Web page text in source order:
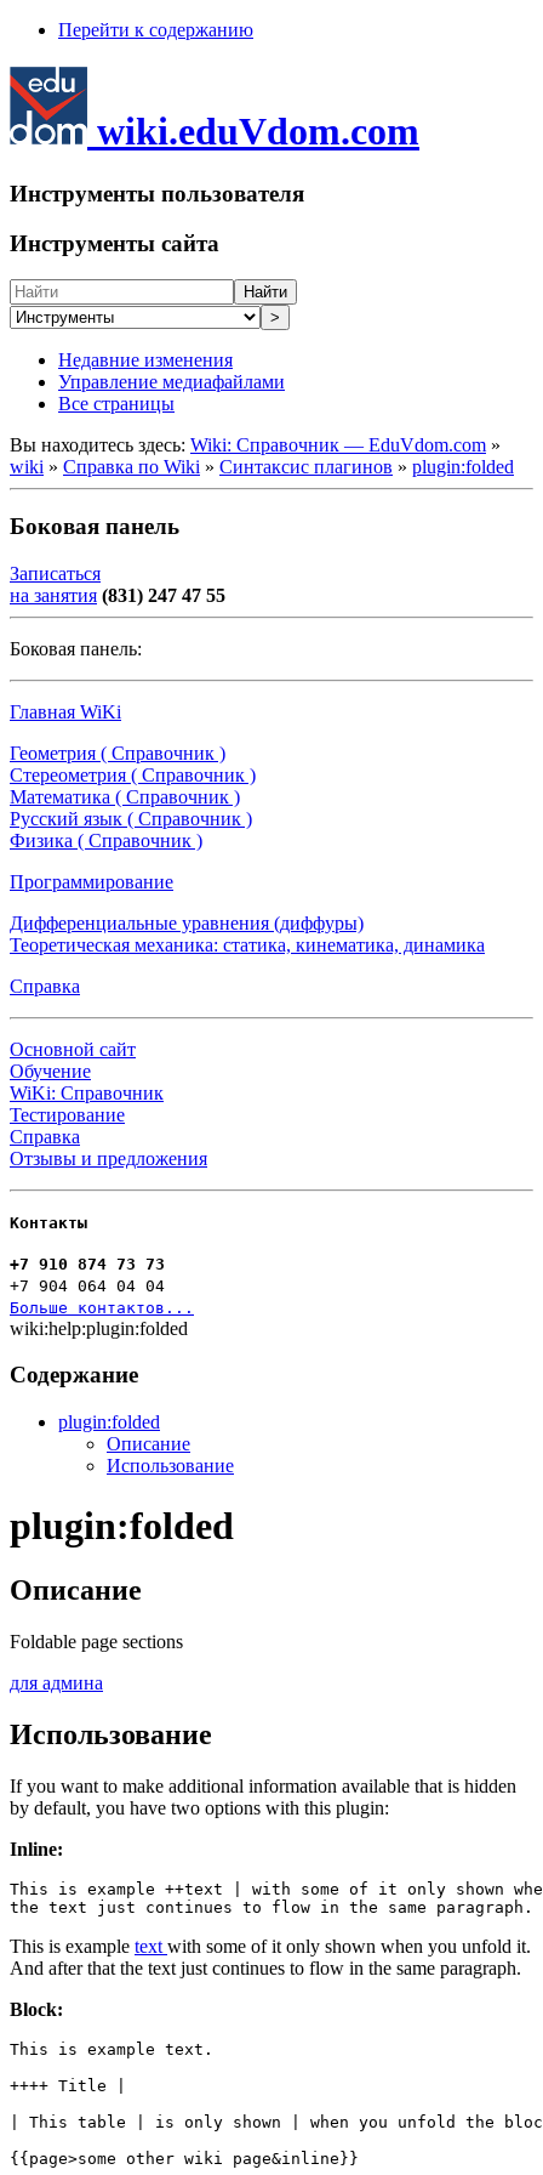
Перейти к содержанию
wiki.eduVdom.com
Инструменты пользователя
Инструменты сайта
Найти
>
Недавние изменения
Управление медиафайлами
Все страницы
Вы находитесь здесь: Wiki: Справочник — EduVdom.com »
wiki » Справка по Wiki » Синтаксис плагинов » plugin:folded
Боковая панель
Записаться
на занятия (831) 247 47 55
Боковая панель:
Главная WiKi
Геометрия ( Справочник )
Стереометрия ( Справочник )
Математика ( Справочник )
Русский язык ( Справочник )
Физика ( Справочник )
Программирование
Дифференциальные уравнения (диффуры)
Теоретическая механика: статика, кинематика, динамика
Справка
Основной сайт
Обучение
WiKi: Справочник
Тестирование
Справка
Отзывы и предложения
Контакты
+7 910 874 73 73
+7 904 064 04 04
Больше контактов...
wiki:help:plugin:folded
Содержание
plugin:folded
Описание
Использование
plugin:folded
Описание
Foldable page sections
для админа
Использование
If you want to make additional information available that is hidden
by default, you have two options with this plugin:
Inline:
This is example ++text | with some of it only shown
the text just continues to flow in the same paragraph.
This is example text with some of it only shown when you unfold it.
And after that the text just continues to flow in the same paragraph.
Block:
This is example text.
++++ Title |
| This table | is only shown | when you unfold the
{{page>some other wiki page&inline}}